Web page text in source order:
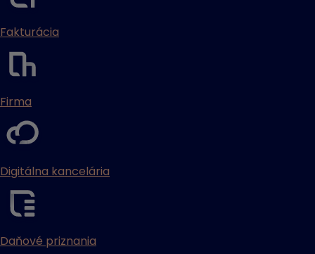
Fakturácia
Firma
Digitálna kancelária
Daňové priznania